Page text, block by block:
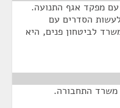
מפקד אגף התנועה.
הסדרים עם
לביטחון פנים, היא
משרד התחבורה.